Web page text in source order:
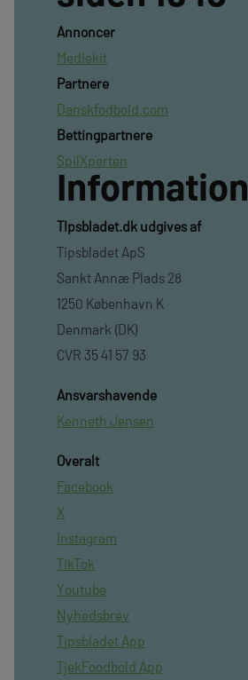
Annoncer
Mediekit
Partnere
Danskfodbold.com
Bettingpartnere
SpilXperten
Information
TIpsbladet.dk udgives af
Tipsbladet ApS
Sankt Annæ Plads 28
1250 København K
Denmark (DK)
CVR 35 41 57 93
Ansvarshavende
Kenneth Jensen
Overalt
Facebook
X
Instagram
TikTok
Youtube
Nyhedsbrev
Tipsbladet App
TjekFoodbold App